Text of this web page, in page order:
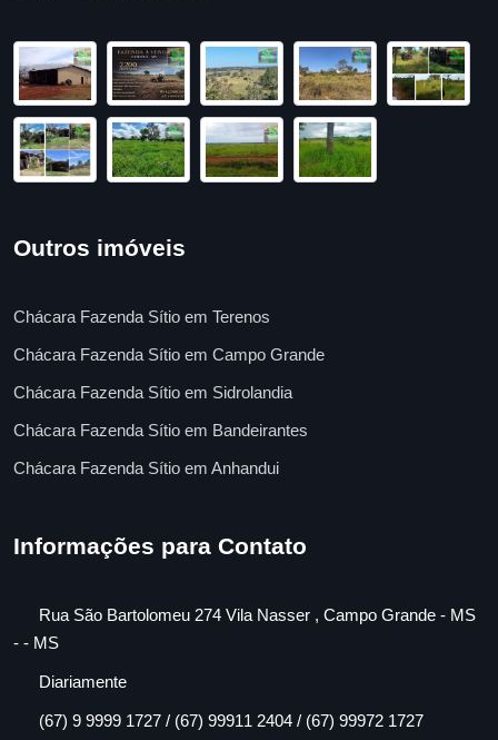
Outros imóveis
Chácara Fazenda Sítio em Terenos
Chácara Fazenda Sítio em Campo Grande
Chácara Fazenda Sítio em Sidrolandia
Chácara Fazenda Sítio em Bandeirantes
Chácara Fazenda Sítio em Anhandui
Informações para Contato
Rua São Bartolomeu 274 Vila Nasser , Campo Grande - MS
- - MS
Diariamente
(67) 9 9999 1727 / (67) 99911 2404 / (67) 99972 1727